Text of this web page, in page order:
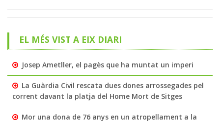
EL MÉS VIST A EIX DIARI
Josep Ametller, el pagès que ha muntat un imperi
La Guàrdia Civil rescata dues dones arrossegades pel
corrent davant la platja del Home Mort de Sitges
Mor una dona de 76 anys en un atropellament a la